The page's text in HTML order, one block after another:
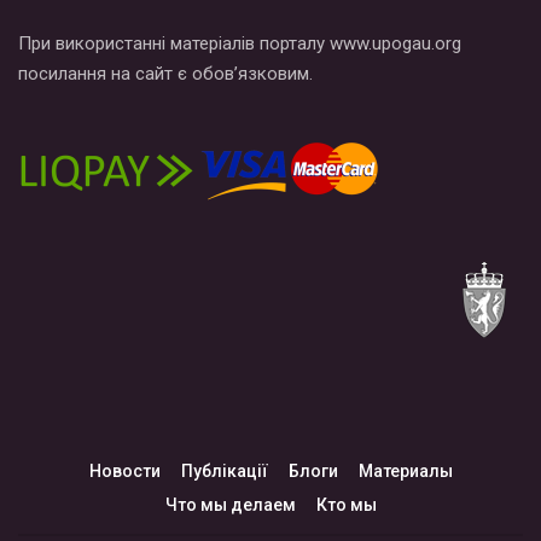
При використанні матеріалів порталу www.upogau.org
посилання на сайт є обов’язковим.
Новости Публікації Блоги
Материалы
Что мы делаем
Кто мы